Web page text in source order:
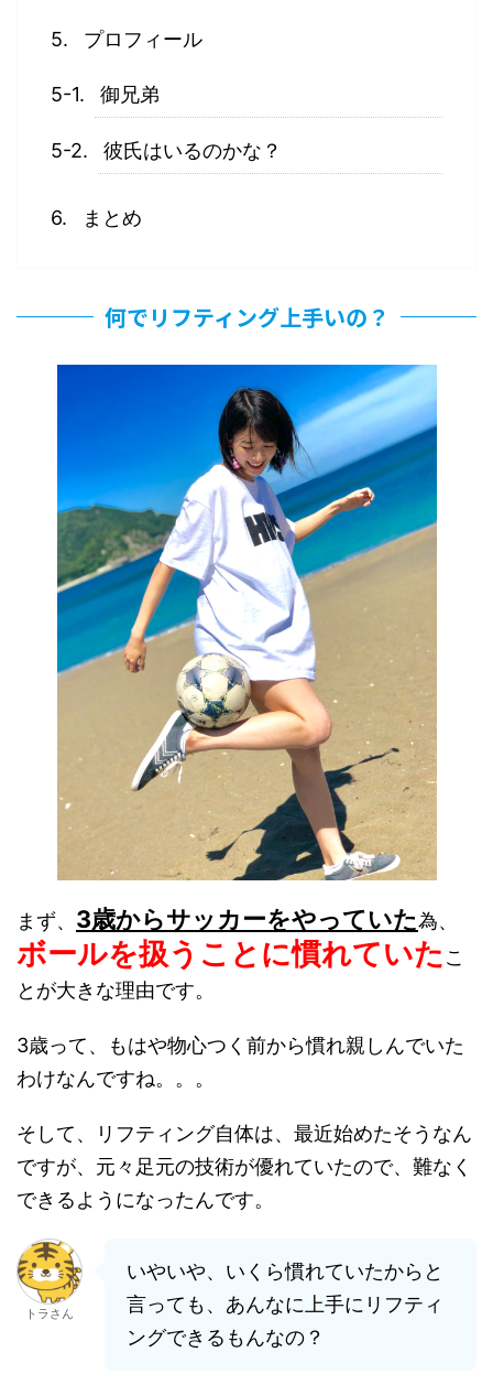
プロフィール
御兄弟
彼氏はいるのかな？
まとめ
何でリフティング上手いの？
まず、 3歳からサッカーをやっていた為、
ボールを扱うことに慣れていた こ
とが大きな理由です。
3歳って、もはや物心つく前から慣れ親しんでいた
わけなんですね。。。
そして、リフティング自体は、最近始めたそうなん
ですが、元々足元の技術が優れていたので、難なく
できるようになったんです。
トラさん
いやいや、いくら慣れていたからと
言っても、あんなに上手にリフティ
ングできるもんなの？